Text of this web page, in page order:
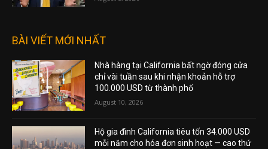
BÀI VIẾT MỚI NHẤT
Nhà hàng tại California bất ngờ đóng cửa
chỉ vài tuần sau khi nhận khoản hỗ trợ
100.000 USD từ thành phố
August 10, 2026
Hộ gia đình California tiêu tốn 34.000 USD
mỗi năm cho hóa đơn sinh hoạt — cao thứ